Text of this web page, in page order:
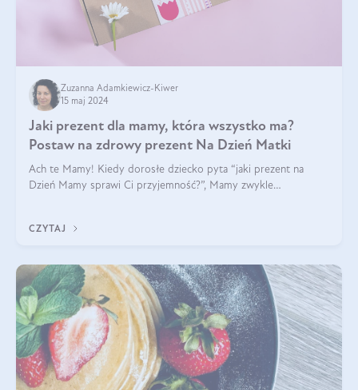
Zuzanna Adamkiewicz-Kiwer
15 maj 2024
Jaki prezent dla mamy, która wszystko ma?
Postaw na zdrowy prezent Na Dzień Matki
Ach te Mamy! Kiedy dorosłe dziecko pyta “jaki prezent na
Dzień Mamy sprawi Ci przyjemność?”, Mamy zwykle
CZYTAJ